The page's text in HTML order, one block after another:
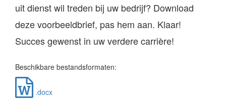
uit dienst wil treden bij uw bedrijf? Download
deze voorbeeldbrief, pas hem aan. Klaar!
Succes gewenst in uw verdere carrière!
Beschikbare bestandsformaten:
.docx